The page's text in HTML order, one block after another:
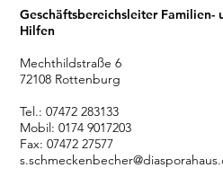
Geschäftsbereichsleiter Familien-
Hilfen
Mechthildstraße 6
72108 Rottenburg
Tel.: 07472 283133
Mobil: 0174 9017203
Fax: 07472 27577